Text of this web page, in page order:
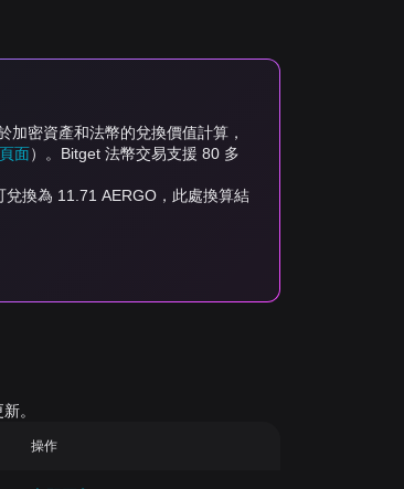
密資產和法幣的兌換價值計算，
面）。Bitget 法幣交易支援 80 多
換為 11.71 AERGO，此處換算結
。
操作